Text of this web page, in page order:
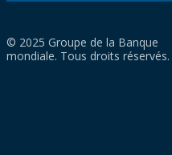
© 2025 Groupe de la Banque
mondiale. Tous droits réservés.